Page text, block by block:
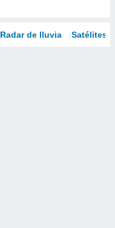
Radar de lluvia Satélites